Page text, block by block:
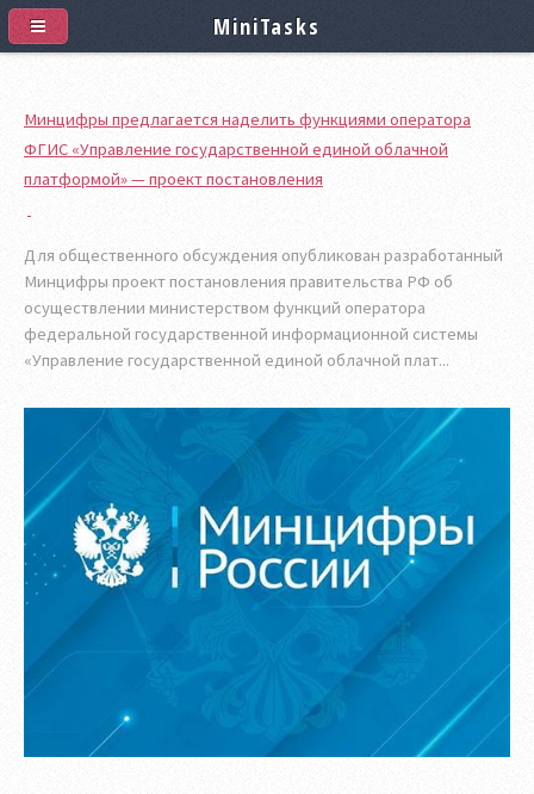
Минцифры предлагается наделить функциями оператора
ФГИС «Управление государственной единой облачной
платформой» — проект постановления
Для общественного обсуждения опубликован разработанный
Минцифры проект постановления правительства РФ об
осуществлении министерством функций оператора
федеральной государственной информационной системы
«Управление государственной единой облачной плат...
MiniTasks